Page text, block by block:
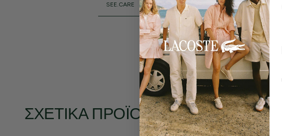
SEE.CARE
ΣΧΕΤΙΚΆ ΠΡΟΪΌΝΤΑ